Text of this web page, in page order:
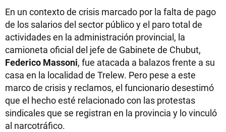
En un contexto de crisis marcado por la falta de pago
de los salarios del sector público y el paro total de
actividades en la administración provincial, la
camioneta oficial del jefe de Gabinete de Chubut,
Federico Massoni, fue atacada a balazos frente a su
casa en la localidad de Trelew. Pero pese a este
marco de crisis y reclamos, el funcionario desestimó
que el hecho esté relacionado con las protestas
sindicales que se registran en la provincia y lo vinculó
al narcotráfico.